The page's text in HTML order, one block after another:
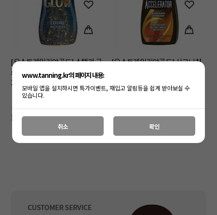
[오스트레일리안골드] 스텔라 글
로우 인텐시파이어 태닝로션
250ml
소비자가: 48,000원
회원공개
[오스트레일리안골드] 시그니처
소비자가: 42,000원
회원공개
www.tanning.kr의 페이지 내용:
모바일 앱을 설치하시면 특가이벤트, 재입고 알림등을 쉽게 받아보실 수
있습니다.
취소 확인